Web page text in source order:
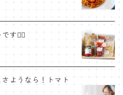
す💁‍♀️
さようなら！トマト